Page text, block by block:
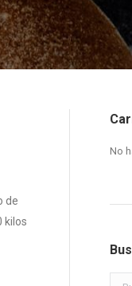
de
kilos
No